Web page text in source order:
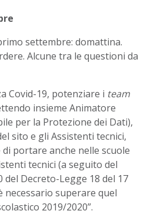
settembre: domattina.
Alcune tra le questioni da
Covid-19, potenziare i team
insieme Animatore
per la Protezione dei Dati),
sito e gli Assistenti tecnici,
portare anche nelle scuole
tecnici (a seguito del
del Decreto-Legge 18 del 17
necessario superare quel
2019/2020”.